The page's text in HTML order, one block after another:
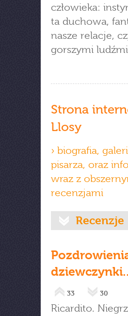
człowieka:
ta duchowa,
nasze relacje,
gorszymi
Strona
Llosy
› biografia,
pisarza, oraz
wraz z
recenzjami
Recenzje
33 30
Ricardito.